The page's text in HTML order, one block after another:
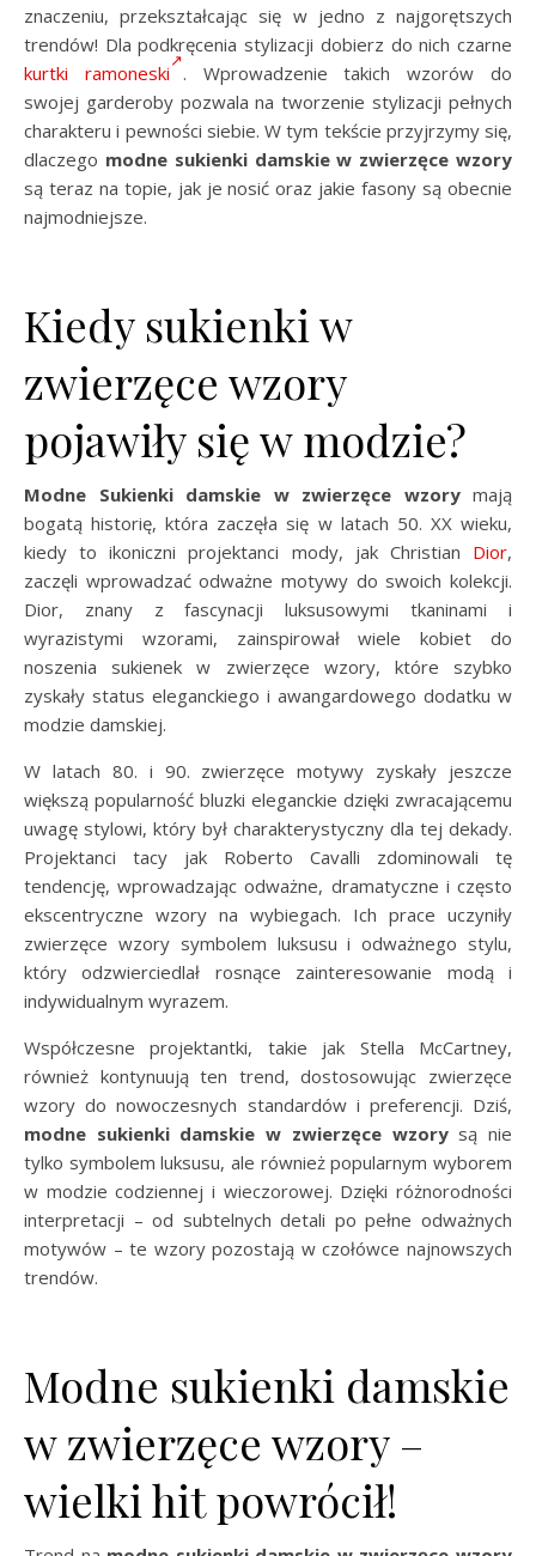
znaczeniu, przekształcając się w jedno z najgorętszych
trendów! Dla podkręcenia stylizacji dobierz do nich czarne
kurtki ramoneski . Wprowadzenie takich wzorów do
swojej garderoby pozwala na tworzenie stylizacji pełnych
charakteru i pewności siebie. W tym tekście przyjrzymy się,
dlaczego modne sukienki damskie w zwierzęce wzory
są teraz na topie, jak je nosić oraz jakie fasony są obecnie
najmodniejsze.
Kiedy sukienki w
zwierzęce wzory
pojawiły się w modzie?
Modne Sukienki damskie w zwierzęce wzorymają
bogatą historię, która zaczęła się w latach 50. XX wieku,
kiedy to ikoniczni projektanci mody, jak Christian Dior,
zaczęli wprowadzać odważne motywy do swoich kolekcji.
Dior, znany z fascynacji luksusowymi tkaninami i
wyrazistymi wzorami, zainspirował wiele kobiet do
noszenia sukienek w zwierzęce wzory, które szybko
zyskały status eleganckiego i awangardowego dodatku w
modzie damskiej.
W latach 80. i 90. zwierzęce motywy zyskały jeszcze
większą popularność bluzki eleganckie dzięki zwracającemu
uwagę stylowi, który był charakterystyczny dla tej dekady.
Projektanci tacy jak Roberto Cavalli zdominowali tę
tendencję, wprowadzając odważne, dramatyczne i często
ekscentryczne wzory na wybiegach. Ich prace uczyniły
zwierzęce wzory symbolem luksusu i odważnego stylu,
który odzwierciedlał rosnące zainteresowanie modą i
indywidualnym wyrazem.
Współczesne projektantki, takie jak Stella McCartney,
również kontynuują ten trend, dostosowując zwierzęce
wzory do nowoczesnych standardów i preferencji. Dziś,
modne sukienki damskie w zwierzęce wzorysą nie
tylko symbolem luksusu, ale również popularnym wyborem
w modzie codziennej i wieczorowej. Dzięki różnorodności
interpretacji – od subtelnych detali po pełne odważnych
motywów – te wzory pozostają w czołówce najnowszych
trendów.
Modne sukienki damskie
w zwierzęce wzory –
wielki hit powrócił!